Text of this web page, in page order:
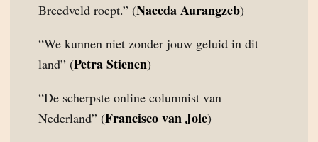
Breedveld roept.” (Naeeda Aurangzeb)
“We kunnen niet zonder jouw geluid in dit
land” (Petra Stienen)
“De scherpste online columnist van
Nederland” (Francisco van Jole)